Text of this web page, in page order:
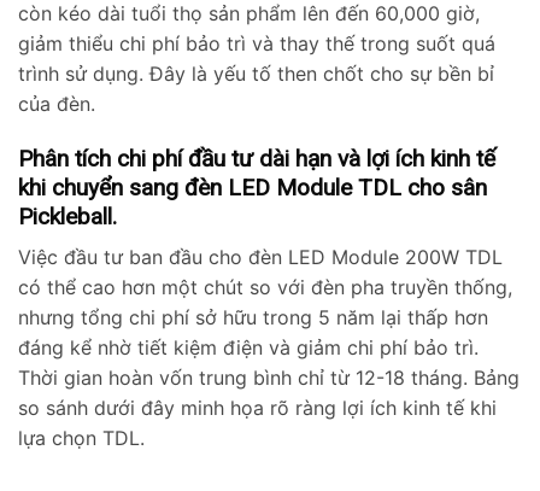
còn kéo dài tuổi thọ sản phẩm lên đến 60,000 giờ,
giảm thiểu chi phí bảo trì và thay thế trong suốt quá
trình sử dụng. Đây là yếu tố then chốt cho sự bền bỉ
của đèn.
Phân tích chi phí đầu tư dài hạn và lợi ích kinh tế
khi chuyển sang đèn LED Module TDL cho sân
Pickleball.
Việc đầu tư ban đầu cho đèn LED Module 200W TDL
có thể cao hơn một chút so với đèn pha truyền thống,
nhưng tổng chi phí sở hữu trong 5 năm lại thấp hơn
đáng kể nhờ tiết kiệm điện và giảm chi phí bảo trì.
Thời gian hoàn vốn trung bình chỉ từ 12-18 tháng. Bảng
so sánh dưới đây minh họa rõ ràng lợi ích kinh tế khi
lựa chọn TDL.